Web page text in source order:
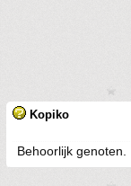
Kopiko
Behoorlijk genoten.